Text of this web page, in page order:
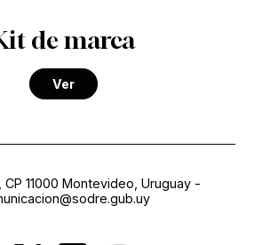
de marca
Ver
CP 11000 Montevideo, Uruguay-